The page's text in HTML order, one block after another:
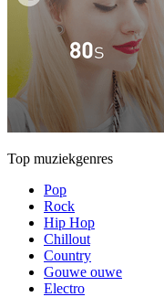
Top muziekgenres
Pop
Rock
Hip Hop
Chillout
Country
Gouwe ouwe
Electro